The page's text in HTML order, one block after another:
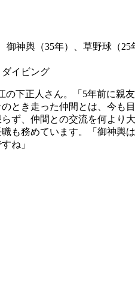
神輿（35年）、草野球（25
イビング
下正人さん。「5年前に親
とき走った仲間とは、今も
ず、仲間との交流を何よ
も務めています。「御神
ね」